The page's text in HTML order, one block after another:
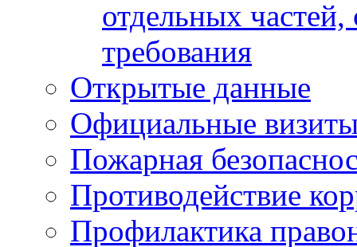
отдельных
требования
Открытые данные
Официальные
Пожарная
Противодействие
Профилактика